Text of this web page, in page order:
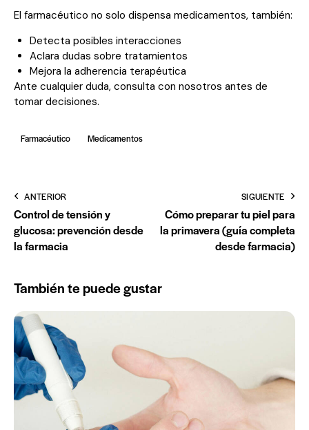
El farmacéutico no solo dispensa medicamentos, también:
Detecta posibles interacciones
Aclara dudas sobre tratamientos
Mejora la adherencia terapéutica
Ante cualquier duda, consulta con nosotros antes de
tomar decisiones.
Farmacéutico Medicamentos
ANTERIOR
Control de tensión y
glucosa: prevención desde
la farmacia
SIGUIENTE
Cómo preparar tu piel para
la primavera (guía completa
desde farmacia)
También te puede gustar